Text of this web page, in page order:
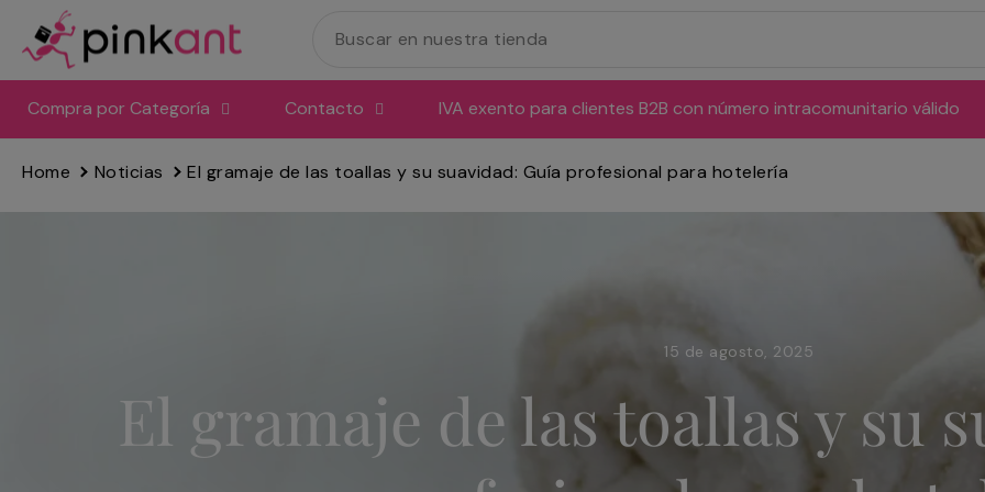
directamente
al
contenido
Compra por Categoría Contacto IVA exento para clientes B2B con número intracomunitario válido
Home Noticias El gramaje de las toallas y su suavidad: Guía profesional para hotelería
15 de agosto, 2025
El gramaje de las toallas y su